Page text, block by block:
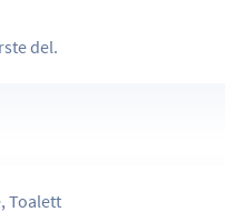
del.
Toalett